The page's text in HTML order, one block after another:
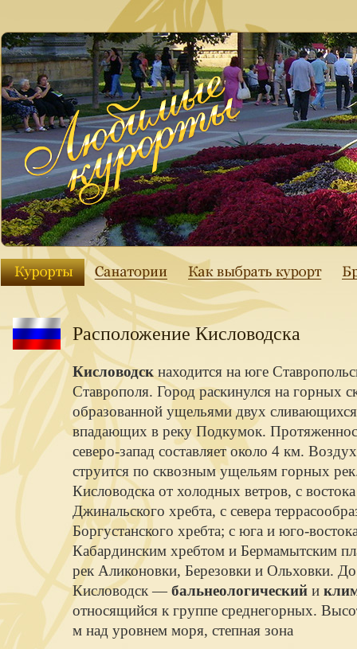
Расположение Кисловодска
Кисловодскнаходится на юге
Ставрополя. Город раскинулся на горных
образованной ущельями двух
впадающих в реку Подкумок.
северо-запад составляет около 4 км.
струится по сквозным ущельям горных
Кисловодска от холодных ветров, с
Джинальского хребта, с севера
Боргустанского хребта; с юга и юго-
Кабардинским хребтом и Бермамытским
рек Аликоновки, Березовки и Ольховки.
Кисловодск — бальнеологический и
относящийся к группе среднегорных.
м над уровнем моря, степная зона